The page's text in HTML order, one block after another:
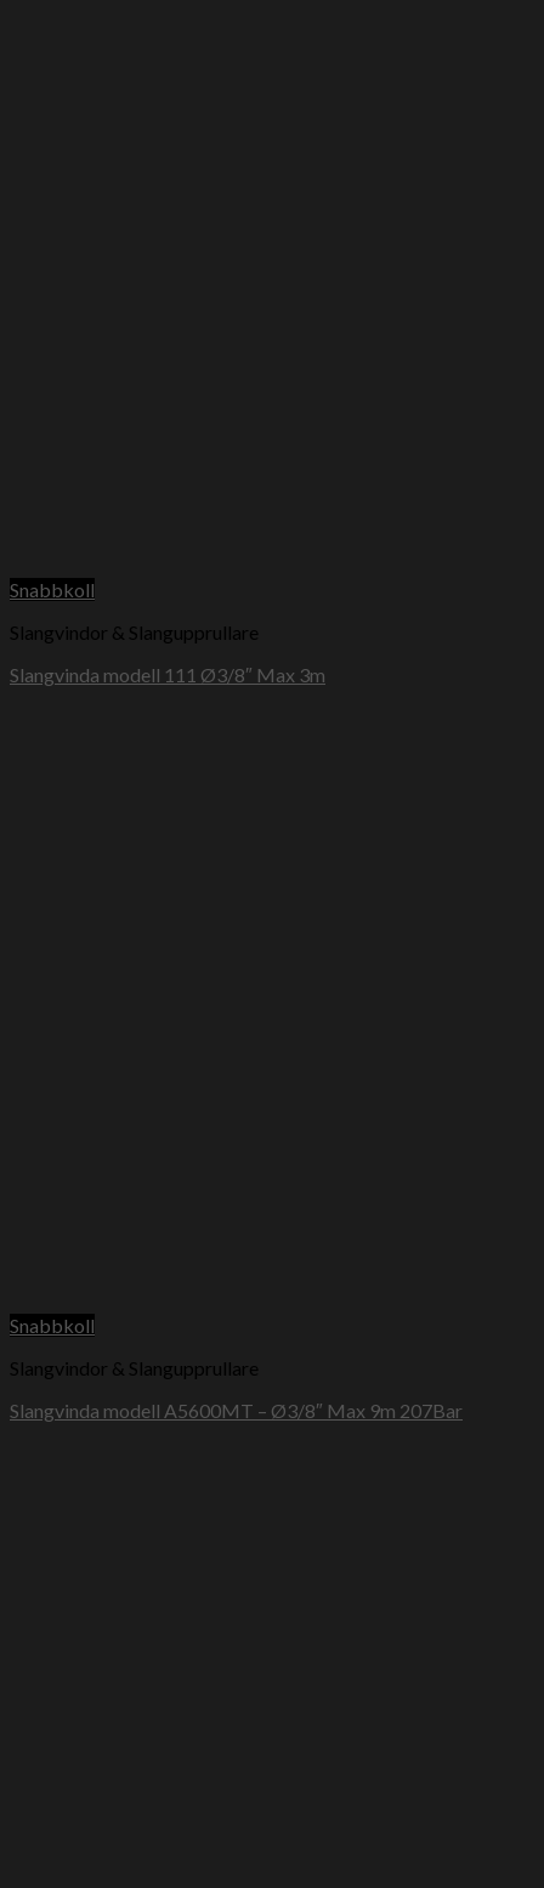
Snabbkoll
Slangvindor & Slangupprullare
Slangvinda modell 111 Ø3/8″ Max 3m
Snabbkoll
Slangvindor & Slangupprullare
Slangvinda modell A5600MT – Ø3/8″ Max 9m 207Bar